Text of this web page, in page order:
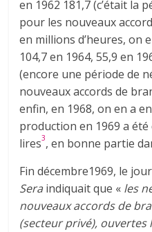
en 1962 181,7 (c’était la
pour les nouveaux
en millions d’heures, on
104,7 en 1964, 55,9 en
(encore une période de
nouveaux accords de
enfin, en 1968, on en a
production en 1969 a
lires3, en bonne partie
Fin décembre1969, le
Sera indiquait que « les
nouveaux accords de
(secteur privé), ouvertes